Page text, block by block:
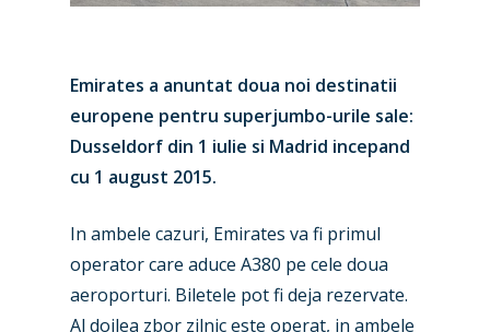
Emirates a anuntat doua noi destinatii
europene pentru superjumbo-urile sale:
Dusseldorf din 1 iulie si Madrid incepand
cu 1 august 2015.
In ambele cazuri, Emirates va fi primul
operator care aduce A380 pe cele doua
aeroporturi. Biletele pot fi deja rezervate.
Al doilea zbor zilnic este operat, in ambele